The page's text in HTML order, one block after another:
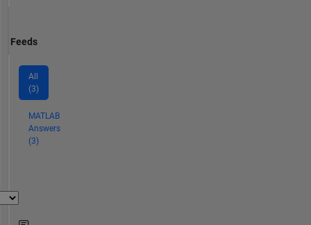
Feeds
All
(3)
MATLAB
Answers
(3)